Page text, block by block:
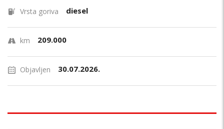
Vrsta goriva diesel
km 209.000
Objavljen 30.07.2026.